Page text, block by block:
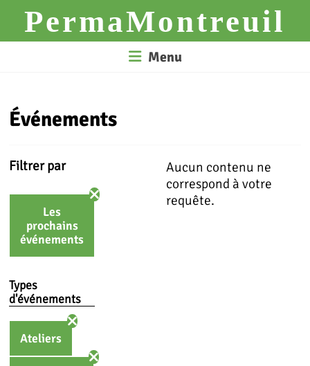
contentPermaMontreuil
Menu
Événements
Filtrer par
Les
prochains
événements
Types
d'événements
Ateliers
Aucun contenu ne
correspond à votre
requête.